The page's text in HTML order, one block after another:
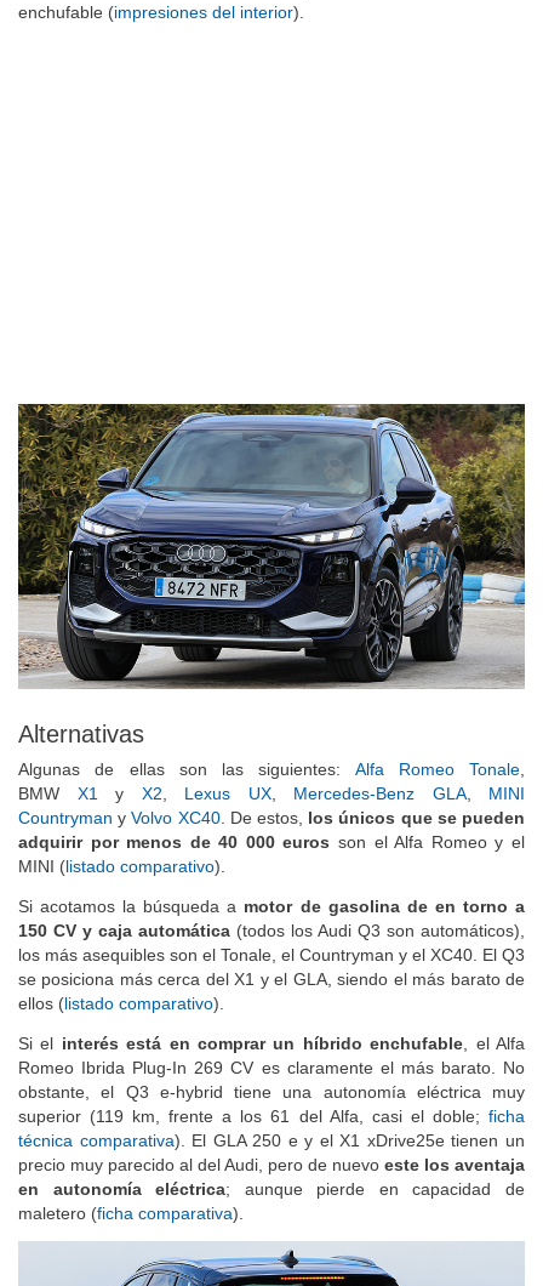
enchufable (impresiones del interior).
Alternativas
Algunas de ellas son las siguientes: Alfa Romeo Tonale
BMW X1 y X2 Lexus UX, Mercedes-Benz GLA, MINI
Countryman yVolvo XC40. De estos, los únicos que se pueden
adquirir por menos de 40 000 euros son el Alfa Romeo y el
MINI (listado comparativo).
Si acotamos la búsqueda a motor de gasolina de en torno a
150 CV y caja automática (todos los Audi Q3 son automáticos),
los más asequibles son el Tonale, el Countryman y el XC40. El Q3
se posiciona más cerca del X1 y el GLA, siendo el más barato de
ellos (listado comparativo).
Si el interés está en comprar un híbrido enchufable , el Alfa
Romeo Ibrida Plug-In 269 CV es claramente el más barato. No
obstante, el Q3 e-hybrid tiene una autonomía eléctrica muy
superior (119 km, frente a los 61 del Alfa, casi el doble; ficha
técnica comparativa). El GLA 250 e y el X1 xDrive25e tienen un
precio muy parecido al del Audi, pero de nuevo este los aventaja
en autonomía eléctrica; aunque pierde en capacidad de
maletero (ficha comparativa).